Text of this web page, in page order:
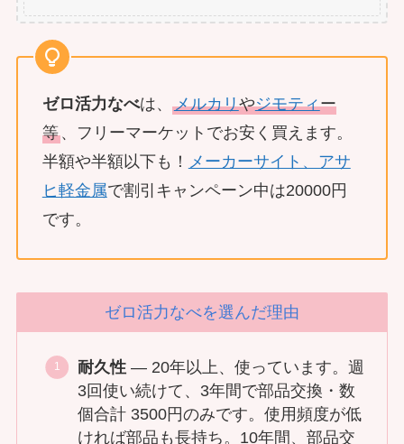
ゼロ活力なべは、 メルカリやジモティー
等、フリーマーケットでお安く買えます。
半額や半額以下も！ メーカーサイト、アサ
ヒ軽金属で割引キャンペーン中は20000円
です。
ゼロ活力なべを選んだ理由
耐久性— 20年以上、使っています。週
3回使い続けて、3年間で部品交換・数
個合計 3500円のみです。使用頻度が低
ければ部品も長持ち。10年間、部品交